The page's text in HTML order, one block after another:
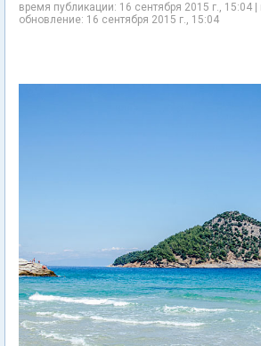
время публикации: 16 сентября 2015 г., 15:04
обновление: 16 сентября 2015 г., 15:04